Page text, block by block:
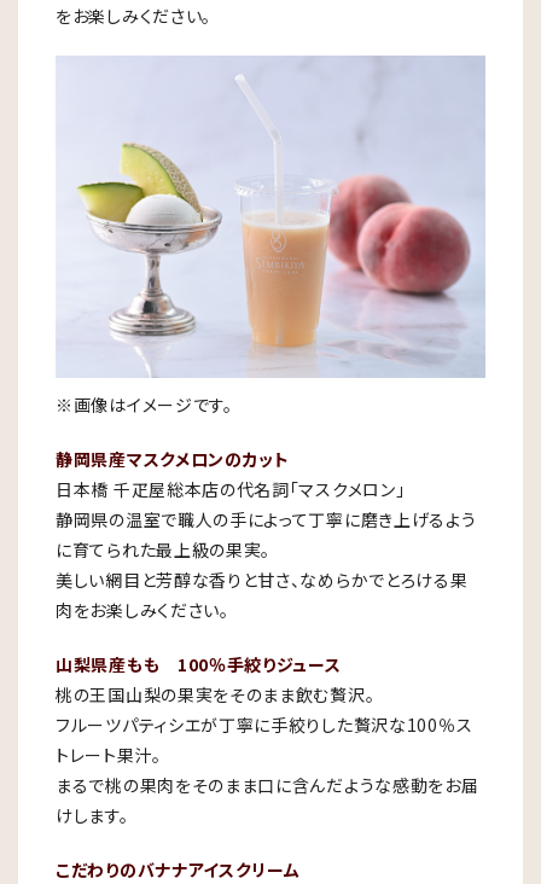
をお楽しみください。
※画像はイメージです。
静岡県産マスクメロンのカット
日本橋 千疋屋総本店の代名詞「マスクメロン」
静岡県の温室で職人の手によって丁寧に磨き上げるよう
に育てられた最上級の果実。
美しい網目と芳醇な香りと甘さ、なめらかでとろける果
肉をお楽しみください。
山梨県産もも 100％手絞りジュース
桃の王国山梨の果実をそのまま飲む贅沢。
フルーツパティシエが丁寧に手絞りした贅沢な100％ス
トレート果汁。
まるで桃の果肉をそのまま口に含んだような感動をお届
けします。
こだわりのバナナアイスクリーム